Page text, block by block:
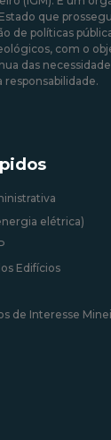
que
de políticas
com o
das
responsabilidade.
elétrica)
Edifícios
de Interesse